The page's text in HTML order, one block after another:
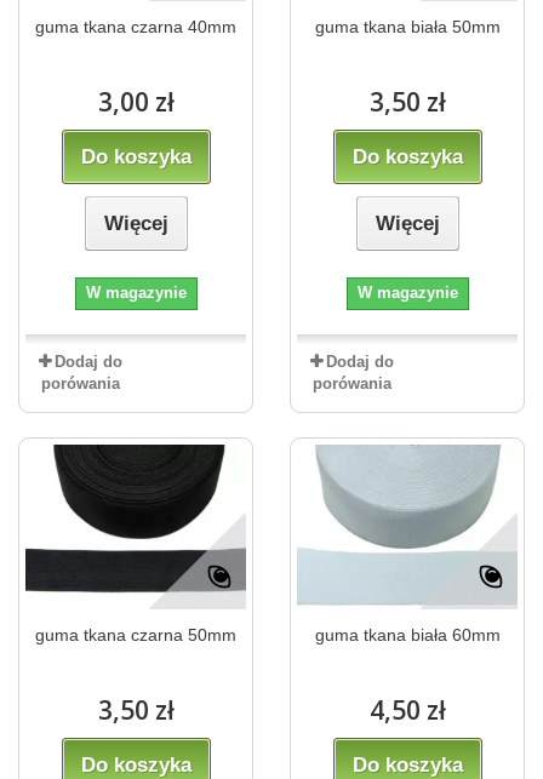
guma tkana czarna 40mm
3,00 zł
Do koszyka
Więcej
W magazynie
Dodaj do
porówania
guma tkana biała 50mm
3,50 zł
Do koszyka
Więcej
W magazynie
Dodaj do
porówania
guma tkana czarna 50mm
3,50 zł
Do koszyka
guma tkana biała 60mm
4,50 zł
Do koszyka